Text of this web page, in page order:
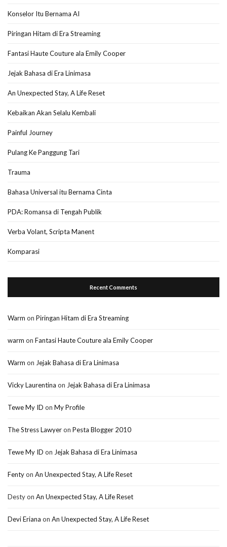
Konselor Itu Bernama AI
Piringan Hitam di Era Streaming
Fantasi Haute Couture ala Emily Cooper
Jejak Bahasa di Era Linimasa
An Unexpected Stay, A Life Reset
Kebaikan Akan Selalu Kembali
Painful Journey
Pulang Ke Panggung Tari
Trauma
Bahasa Universal itu Bernama Cinta
PDA: Romansa di Tengah Publik
Verba Volant, Scripta Manent
Komparasi
Recent Comments
Warm on Piringan Hitam di Era Streaming
warm on Fantasi Haute Couture ala Emily Cooper
Warm on Jejak Bahasa di Era Linimasa
Vicky Laurentina on Jejak Bahasa di Era Linimasa
Tewe My ID on My Profile
The Stress Lawyeron Pesta Blogger 2010
Tewe My ID on Jejak Bahasa di Era Linimasa
Fentyon An Unexpected Stay, A Life Reset
Destyon An Unexpected Stay, A Life Reset
Devi Eriana on An Unexpected Stay, A Life Reset